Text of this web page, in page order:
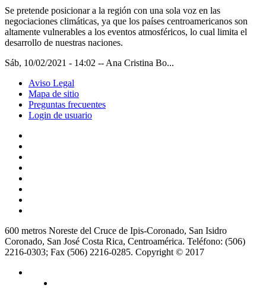
Se pretende posicionar a la región con una sola voz en las
negociaciones climáticas, ya que los países centroamericanos son
altamente vulnerables a los eventos atmosféricos, lo cual limita el
desarrollo de nuestras naciones.
Sáb, 10/02/2021 - 14:02 -- Ana Cristina Bo...
Aviso Legal
Mapa de sitio
Preguntas frecuentes
Login de usuario
600 metros Noreste del Cruce de Ipis-Coronado, San Isidro
Coronado, San José Costa Rica, Centroamérica. Teléfono: (506)
2216-0303; Fax (506) 2216-0285. Copyright © 2017